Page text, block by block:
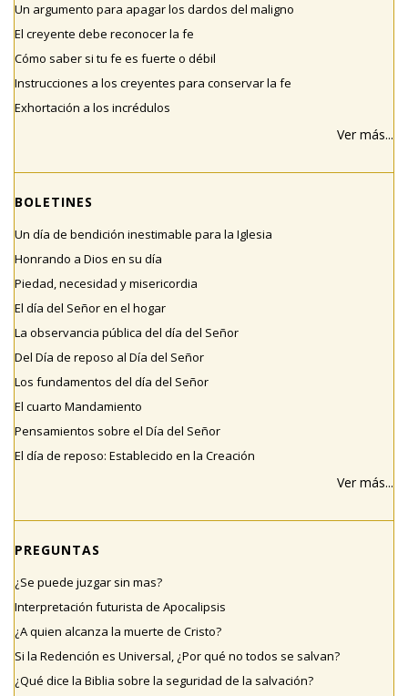
Un argumento para apagar los dardos del maligno
El creyente debe reconocer la fe
Cómo saber si tu fe es fuerte o débil
Instrucciones a los creyentes para conservar la fe
Exhortación a los incrédulos
Ver más...
BOLETINES
Un día de bendición inestimable para la Iglesia
Honrando a Dios en su día
Piedad, necesidad y misericordia
El día del Señor en el hogar
La observancia pública del día del Señor
Del Día de reposo al Día del Señor
Los fundamentos del día del Señor
El cuarto Mandamiento
Pensamientos sobre el Día del Señor
El día de reposo: Establecido en la Creación
Ver más...
PREGUNTAS
¿Se puede juzgar sin mas?
Interpretación futurista de Apocalipsis
¿A quien alcanza la muerte de Cristo?
Si la Redención es Universal, ¿Por qué no todos se salvan?
¿Qué dice la Biblia sobre la seguridad de la salvación?